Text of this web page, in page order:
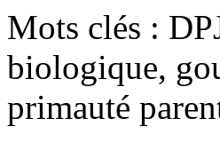
Mots clés :
biologique,
primauté